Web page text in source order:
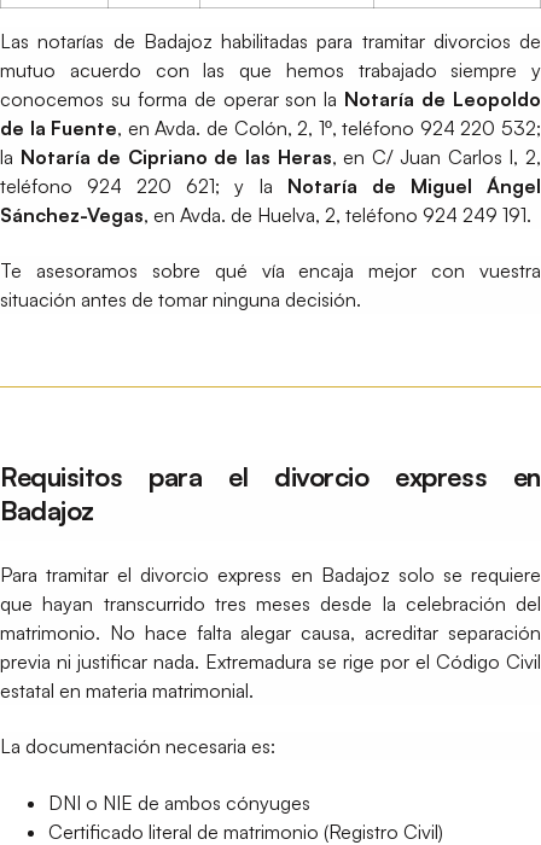
Las notarías de Badajoz habilitadas para tramitar divorcios de
mutuo acuerdo con las que hemos trabajado siempre y
conocemos su forma de operar son la Notaría de Leopoldo
de la Fuente, en Avda. de Colón, 2, 1º, teléfono 924 220 532;
la Notaría de Cipriano de las Heras, en C/ Juan Carlos I, 2,
teléfono 924 220 621; y la Notaría de Miguel Ángel
Sánchez-Vegas, en Avda. de Huelva, 2, teléfono 924 249 191.
Te asesoramos sobre qué vía encaja mejor con vuestra
situación antes de tomar ninguna decisión.
Requisitos para el divorcio express en
Badajoz
Para tramitar el divorcio express en Badajoz solo se requiere
que hayan transcurrido tres meses desde la celebración del
matrimonio. No hace falta alegar causa, acreditar separación
previa ni justificar nada. Extremadura se rige por el Código Civil
estatal en materia matrimonial.
La documentación necesaria es:
DNI o NIE de ambos cónyuges
Certificado literal de matrimonio (Registro Civil)